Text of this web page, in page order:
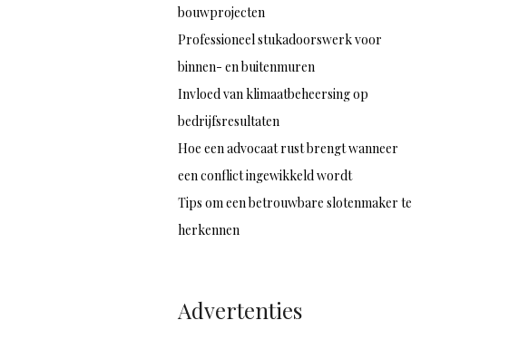
bouwprojecten
Professioneel stukadoorswerk voor
binnen- en buitenmuren
Invloed van klimaatbeheersing op
bedrijfsresultaten
Hoe een advocaat rust brengt wanneer
een conflict ingewikkeld wordt
Tips om een betrouwbare slotenmaker te
herkennen
Advertenties